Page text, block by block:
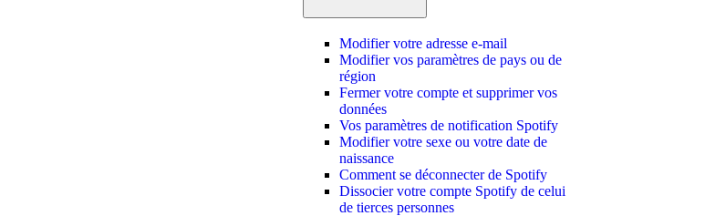
Modifier votre adresse e-mail
Modifier vos paramètres de pays ou de
région
Fermer votre compte et supprimer vos
données
Vos paramètres de notification Spotify
Modifier votre sexe ou votre date de
naissance
Comment se déconnecter de Spotify
Dissocier votre compte Spotify de celui
de tierces personnes